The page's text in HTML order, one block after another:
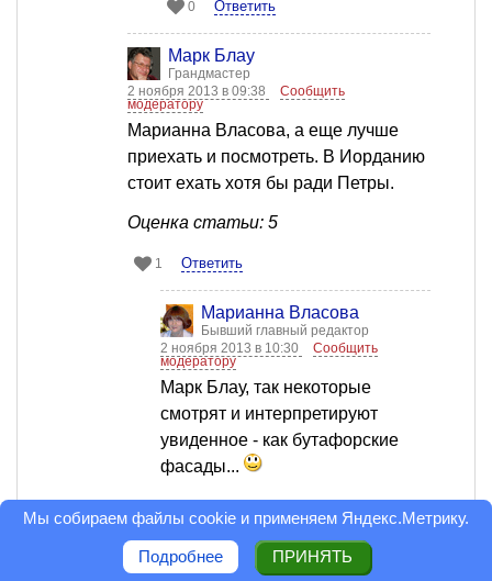
0 Ответить
Марк Блау
Грандмастер
2 ноября 2013 в 09:38
Сообщить
модератору
Марианна Власова, а еще лучше
приехать и посмотреть. В Иорданию
стоит ехать хотя бы ради Петры.
Оценка статьи: 5
1 Ответить
Марианна Власова
Бывший главный редактор
2 ноября 2013 в 10:30
Сообщить
модератору
Марк Блау, так некоторые
смотрят и интерпретируют
увиденное - как бутафорские
фасады...
Глеб Сердешн
Профессионал
Мы собираем файлы cookie и применяем Яндекс.Метрику.
Подробнее ПРИНЯТЬ